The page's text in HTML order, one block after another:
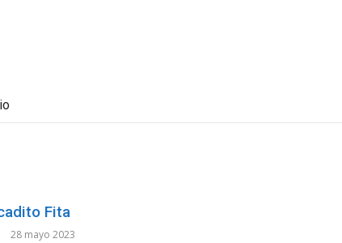
Fita
28 mayo 2023